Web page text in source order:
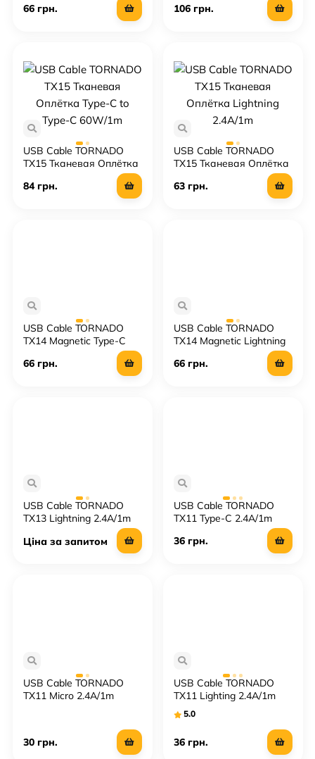
66 грн.
106 грн.
USB Cable TORNADO
TX15 Тканевая Оплётка
60W/1m
84 грн.
USB Cable TORNADO
TX15 Тканевая Оплётка
63 грн.
USB Cable TORNADO
TX14 Magnetic Type-C
66 грн.
USB Cable TORNADO
TX14 Magnetic Lightning
66 грн.
USB Cable TORNADO
TX13 Lightning 2.4A/1m
Ціна за запитом
USB Cable TORNADO
TX11 Type-C 2.4A/1m
36 грн.
USB Cable TORNADO
TX11 Micro 2.4A/1m
30 грн.
USB Cable TORNADO
TX11 Lighting 2.4A/1m
5.0
36 грн.